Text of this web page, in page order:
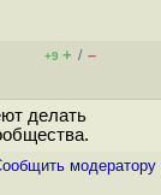
+9 + / –
делать
модератору